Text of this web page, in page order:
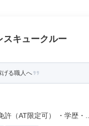
スキュークルー
げる職人へ
（AT限定可） ・学歴・...